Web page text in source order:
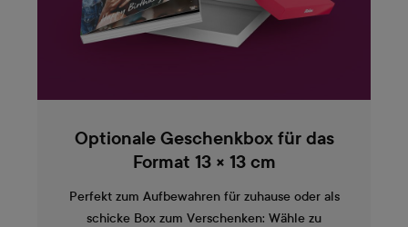
Optionale Geschenkbox für das
Format 13 × 13 cm
Perfekt zum Aufbewahren für zuhause oder als
schicke Box zum Verschenken: Wähle zu